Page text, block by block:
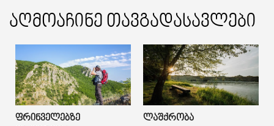
აღმოაჩინე თავგადასავლები
Ფრინველებზე
Ლაშქრობა